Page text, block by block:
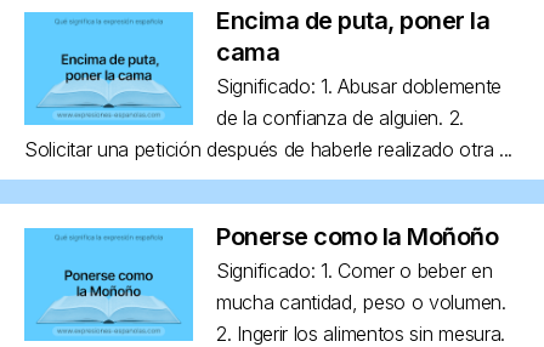
Encima de puta, poner la
cama
Significado: 1. Abusar doblemente
de la confianza de alguien. 2.
Solicitar una petición después de haberle realizado otra ...
Ponerse como la Moñoño
Significado: 1. Comer o beber en
mucha cantidad, peso o volumen.
2. Ingerir los alimentos sin mesura.